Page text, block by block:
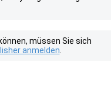
müssen Sie sich
anmelden